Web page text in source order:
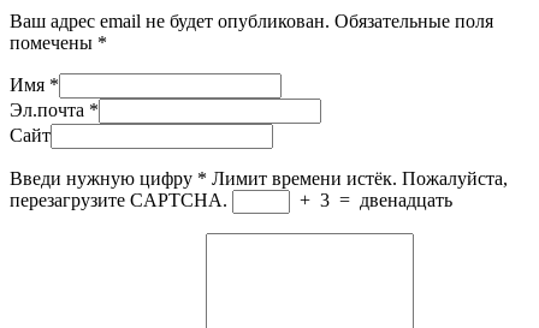
Ваш адрес email не будет опубликован. Обязательные поля
помечены *
Имя *
Эл.почта *
Сайт
Введи нужную цифру * Лимит времени истёк. Пожалуйста,
перезагрузите CAPTCHA.
+ 3 = двенадцать